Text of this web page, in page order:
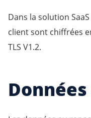
Dans la solution
client sont chiffrées
TLS V1.2.